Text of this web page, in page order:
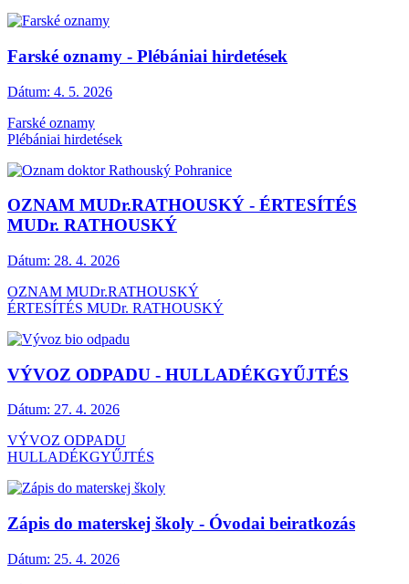
Farské oznamy - Plébániai hirdetések
Dátum: 4. 5. 2026
Farské oznamy
Plébániai hirdetések
OZNAM MUDr.RATHOUSKÝ - ÉRTESÍTÉS
MUDr. RATHOUSKÝ
Dátum: 28. 4. 2026
OZNAM MUDr.RATHOUSKÝ
ÉRTESÍTÉS MUDr. RATHOUSKÝ
VÝVOZ ODPADU - HULLADÉKGYŰJTÉS
Dátum: 27. 4. 2026
VÝVOZ ODPADU
HULLADÉKGYŰJTÉS
Zápis do materskej školy - Óvodai beiratkozás
Dátum: 25. 4. 2026